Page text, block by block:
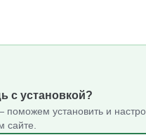
с установкой?
установить и
сайте.